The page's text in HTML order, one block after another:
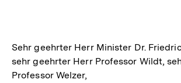
Sehr geehrter Herr Minister Dr.
sehr geehrter Herr Professor Wildt,
Professor Welzer,